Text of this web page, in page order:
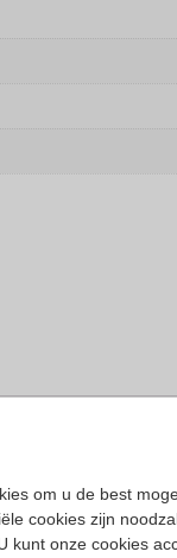
om u de best
cookies zijn
kunt onze cookies